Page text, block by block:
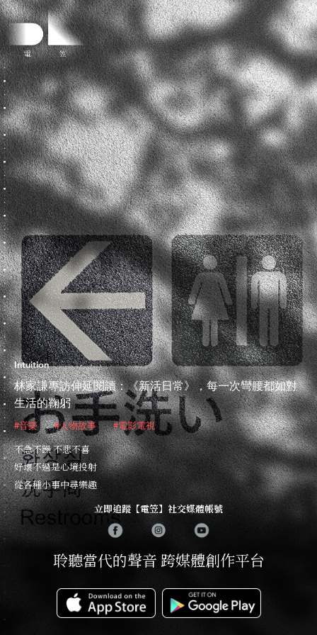
Intuition
林家謙專訪伸延閱讀：《新活日常》，每一次彎腰都如對
生活的鞠躬
#音樂 #人物故事 #電影電視
不急不躁 不悲不喜
好壞不過是心境投射
從各種小事中尋樂趣
立即追蹤【電笠】社交媒體帳號
聆聽當代的聲音 跨媒體創作平台